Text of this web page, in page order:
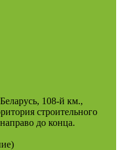
108-й км.,
строительного
до конца.